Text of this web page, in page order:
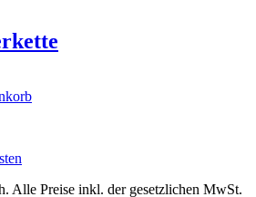
Alle Preise inkl. der gesetzlichen MwSt.